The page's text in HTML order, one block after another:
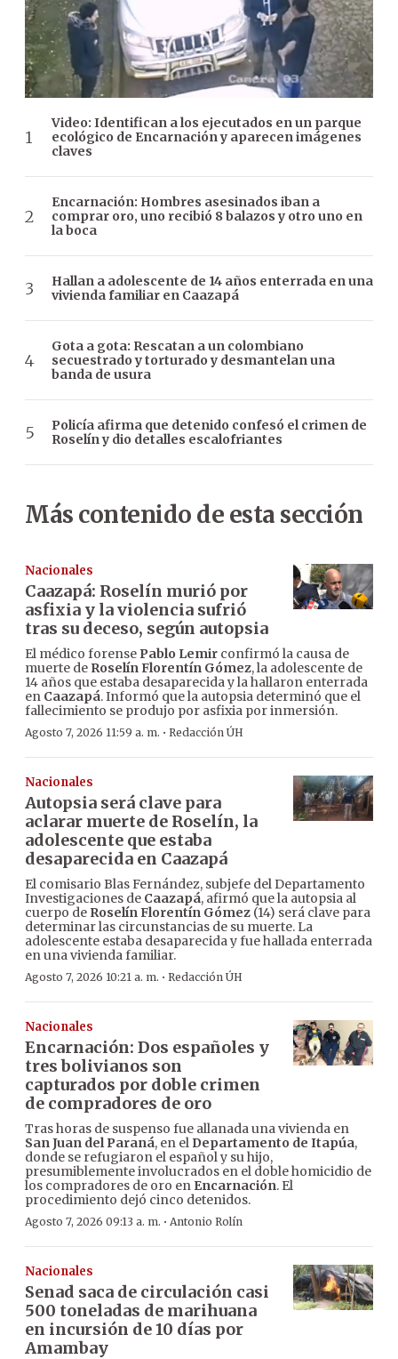
Video: Identifican a los ejecutados en un parque
ecológico de Encarnación y aparecen imágenes
claves
Encarnación: Hombres asesinados iban a
comprar oro, uno recibió 8 balazos y otro uno en
la boca
Hallan a adolescente de 14 años enterrada en una
vivienda familiar en Caazapá
Gota a gota: Rescatan a un colombiano
secuestrado y torturado y desmantelan una
banda de usura
Policía afirma que detenido confesó el crimen de
Roselín y dio detalles escalofriantes
Más contenido de esta sección
Nacionales
Caazapá: Roselín murió por
asfixia y la violencia sufrió
tras su deceso, según autopsia
El médico forense Pablo Lemir confirmó la causa de
muerte de Roselín Florentín Gómez, la adolescente de
14 años que estaba desaparecida y la hallaron enterrada
en Caazapá. Informó que la autopsia determinó que el
fallecimiento se produjo por asfixia por inmersión.
Agosto 7, 2026 11:59 a. m. · Redacción ÚH
Nacionales
Autopsia será clave para
aclarar muerte de Roselín, la
adolescente que estaba
desaparecida en Caazapá
El comisario Blas Fernández, subjefe del Departamento
Investigaciones de Caazapá, afirmó que la autopsia al
cuerpo de Roselín Florentín Gómez (14) será clave para
determinar las circunstancias de su muerte. La
adolescente estaba desaparecida y fue hallada enterrada
en una vivienda familiar.
Agosto 7, 2026 10:21 a. m. · Redacción ÚH
Nacionales
Encarnación: Dos españoles y
tres bolivianos son
capturados por doble crimen
de compradores de oro
Tras horas de suspenso fue allanada una vivienda en
San Juan del Paraná, en el Departamento de Itapúa,
donde se refugiaron el español y su hijo,
presumiblemente involucrados en el doble homicidio de
los compradores de oro en Encarnación. El
procedimiento dejó cinco detenidos.
Agosto 7, 2026 09:13 a. m. · Antonio Rolín
Nacionales
Senad saca de circulación casi
500 toneladas de marihuana
en incursión de 10 días por
Amambay